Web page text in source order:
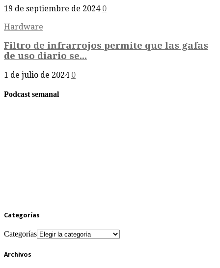
19 de septiembre de 2024 0
Hardware
Filtro de infrarrojos permite que las gafas
de uso diario se...
1 de julio de 2024 0
Podcast semanal
Categorías
Categorías
Archivos